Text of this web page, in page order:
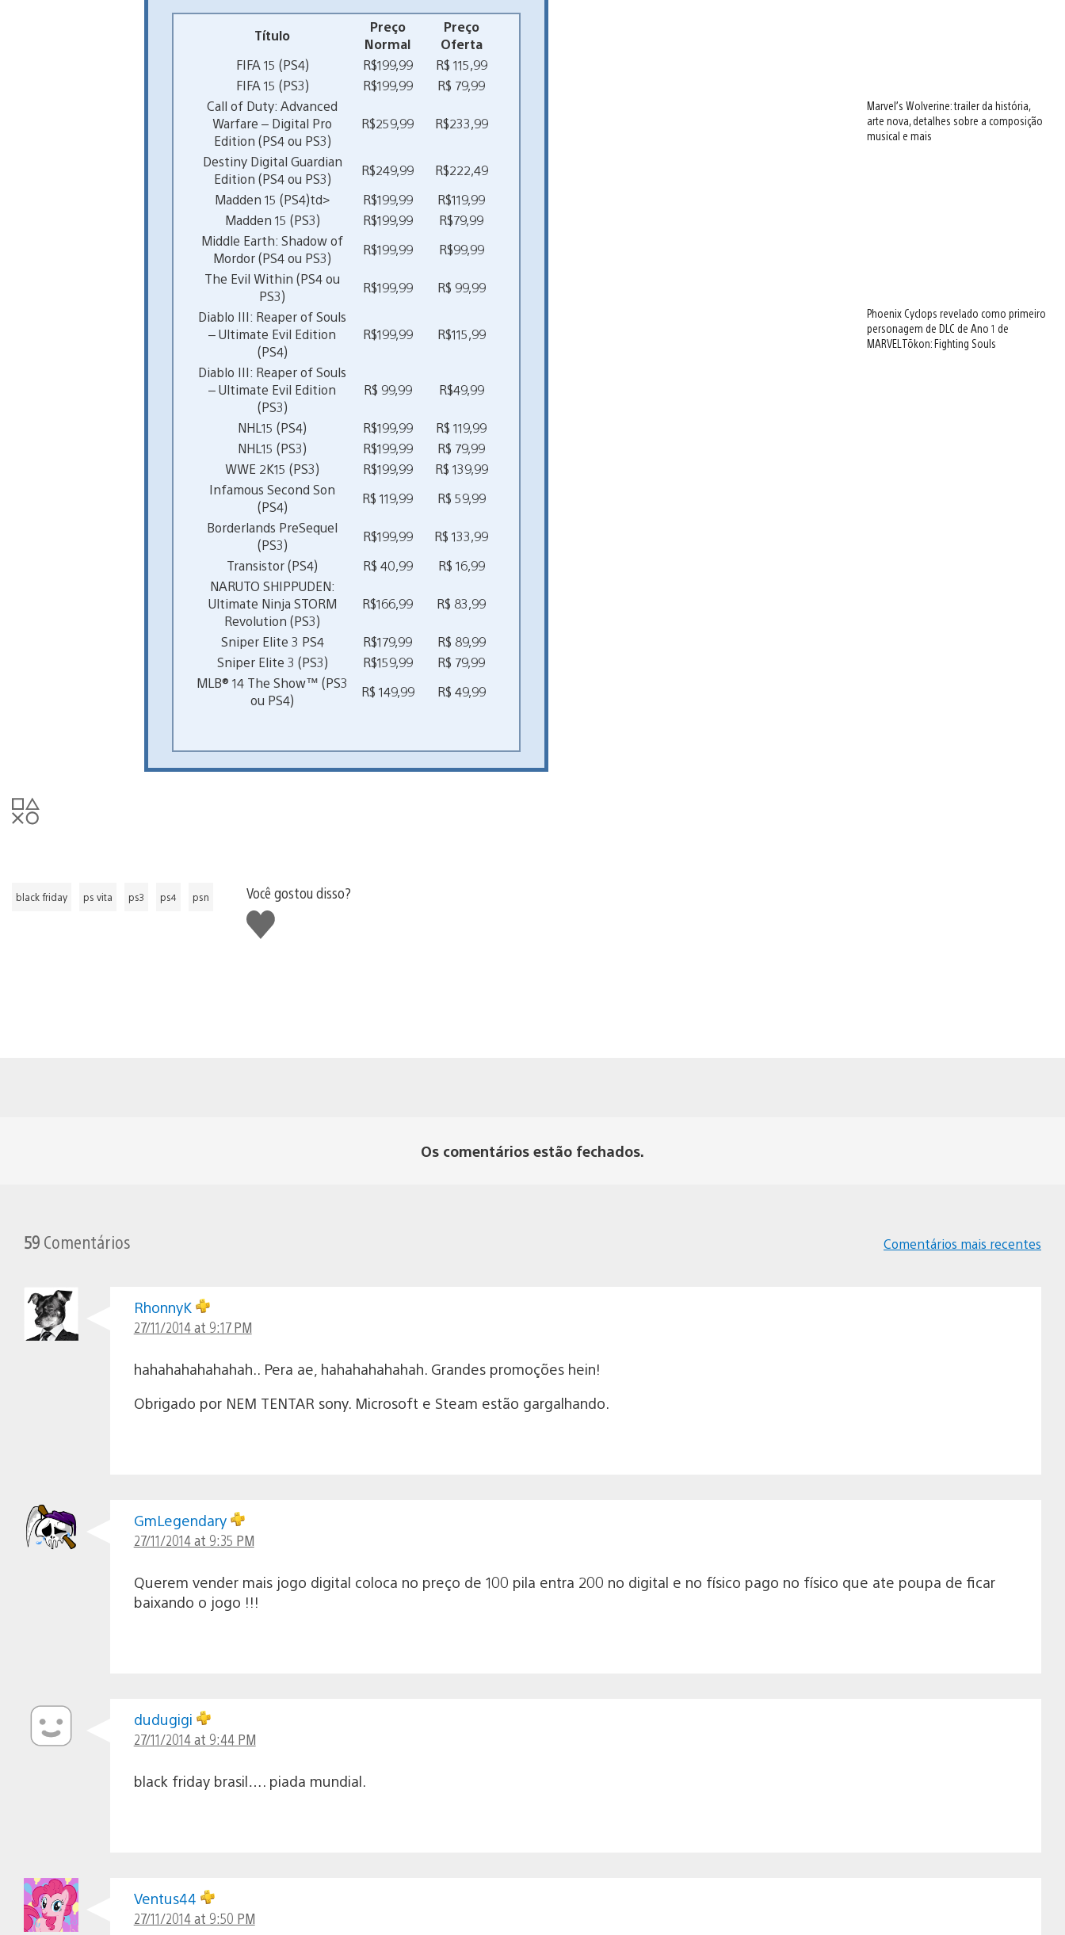
Título
Preço
Normal
Preço
Oferta
FIFA 15 (PS4)
R$199,99
R$ 115,99
FIFA 15 (PS3)
R$199,99
R$ 79,99
Call of Duty: Advanced
Warfare – Digital Pro
Edition (PS4 ou PS3)
R$259,99 R$233,99
Destiny Digital Guardian
Edition (PS4 ou PS3)
R$249,99
R$222,49
Madden 15 (PS4)td>
R$199,99
R$119,99
Madden 15 (PS3)
R$199,99
R$79,99
Middle Earth: Shadow of
Mordor (PS4 ou PS3)
R$199,99
R$99,99
The Evil Within (PS4 ou
PS3)
R$199,99
R$ 99,99
Diablo III: Reaper of Souls
– Ultimate Evil Edition
(PS4)
R$199,99 R$115,99
Diablo III: Reaper of Souls
– Ultimate Evil Edition
(PS3)
R$ 99,99 R$49,99
NHL15 (PS4) R$199,99
R$ 119,99
NHL15 (PS3)
R$199,99
R$ 79,99
WWE 2K15 (PS3)
R$199,99
R$ 139,99
Infamous Second Son
(PS4)
R$ 119,99
R$ 59,99
Borderlands PreSequel
(PS3)
R$199,99
R$ 133,99
Transistor (PS4)
R$ 40,99
R$ 16,99
NARUTO SHIPPUDEN:
Ultimate Ninja STORM
Revolution (PS3)
R$166,99 R$ 83,99
Sniper Elite 3 PS4 R$179,99
R$ 89,99
Sniper Elite 3 (PS3)
R$159,99
R$ 79,99
MLB® 14 The Show™ (PS3
ou PS4)
R$ 149,99 R$ 49,99
black friday ps vita ps3 ps4 psn
Você gostou disso?
Curtir
Marvel’s Wolverine: trailer da história,
arte nova, detalhes sobre a composição
musical e mais
Phoenix Cyclops revelado como primeiro
personagem de DLC de Ano 1 de
MARVEL Tōkon: Fighting Souls
Os comentários estão fechados.
59 Comentários Comentários mais recentes
RhonnyK
27/11/2014 at 9:17 PM
hahahahahahahah.. Pera ae, hahahahahahah. Grandes promoções hein!
Obrigado por NEM TENTAR sony. Microsoft e Steam estão gargalhando.
GmLegendary
27/11/2014 at 9:35 PM
Querem vender mais jogo digital coloca no preço de 100 pila entra 200 no digital e no físico pago no físico que ate poupa de ficar
baixando o jogo !!!
dudugigi
27/11/2014 at 9:44 PM
black friday brasil…. piada mundial.
Ventus44
27/11/2014 at 9:50 PM